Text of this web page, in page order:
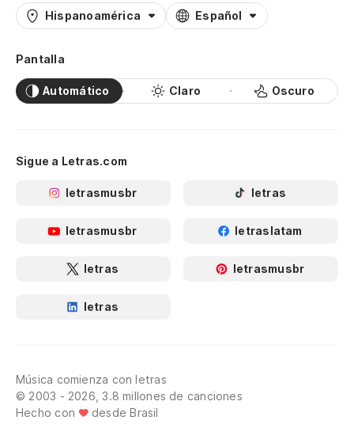
Hispanoamérica Español
Pantalla
Automático Claro Oscuro
Sigue a Letras.com
letrasmusbr letras
letrasmusbr letraslatam
letras letrasmusbr
letras
Música comienza con letras
© 2003 - 2026, 3.8 millones de canciones
Hecho con
desde Brasil